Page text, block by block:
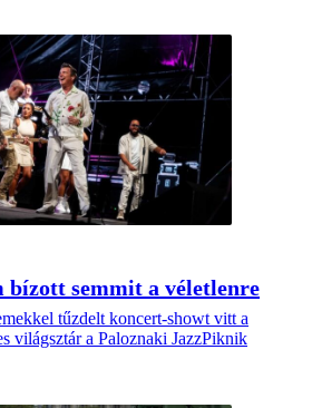
bízott semmit a véletlenre
tűzdelt koncert-showt vitt a
világsztár a Paloznaki JazzPiknik